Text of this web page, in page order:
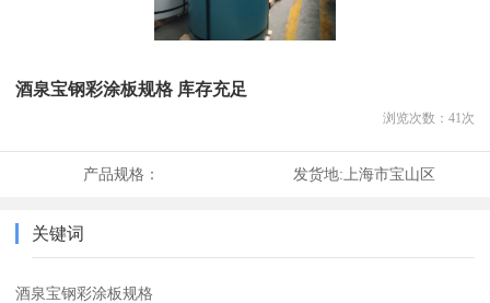
酒泉宝钢彩涂板规格 库存充足
浏览次数： 41 次
产品规格： 发货地:上海市宝山区
关键词
酒泉宝钢彩涂板规格